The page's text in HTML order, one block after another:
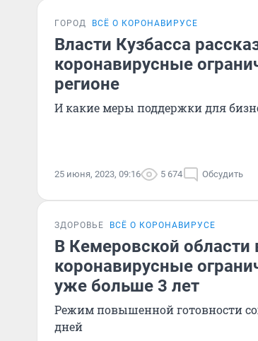
ГОРОД ВСЁ О КОРОНАВИРУСЕ
Власти Кузбасса
коронавирусные
регионе
И какие меры поддержки для
25 июня, 2023, 09:16 5 674 Обсудить
ЗДОРОВЬЕ ВСЁ О КОРОНАВИРУСЕ
В Кемеровской области
коронавирусные
уже больше 3 лет
Режим повышенной готовности
дней